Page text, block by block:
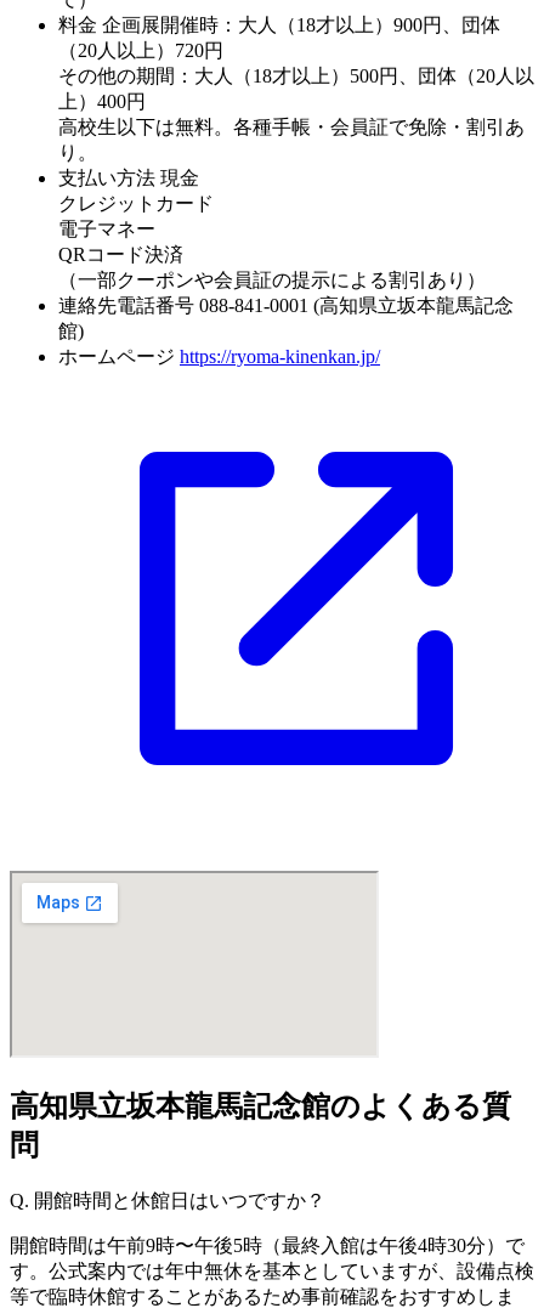
料金 企画展開催時：大人（18才以上）900円、団体
（20人以上）720円
その他の期間：大人（18才以上）500円、団体（20人以
上）400円
高校生以下は無料。各種手帳・会員証で免除・割引あ
り。
支払い方法 現金
クレジットカード
電子マネー
QRコード決済
（一部クーポンや会員証の提示による割引あり）
連絡先電話番号 088-841-0001 (高知県立坂本龍馬記念
館)
ホームページ https://ryoma-kinenkan.jp/
高知県立坂本龍馬記念館のよくある質
問
Q. 開館時間と休館日はいつですか？
開館時間は午前9時〜午後5時（最終入館は午後4時30分）で
す。公式案内では年中無休を基本としていますが、設備点検
等で臨時休館することがあるため事前確認をおすすめしま